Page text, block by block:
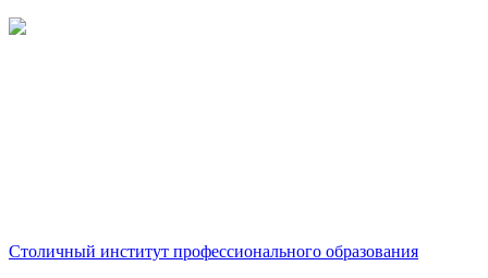
Столичный институт профессионального образования